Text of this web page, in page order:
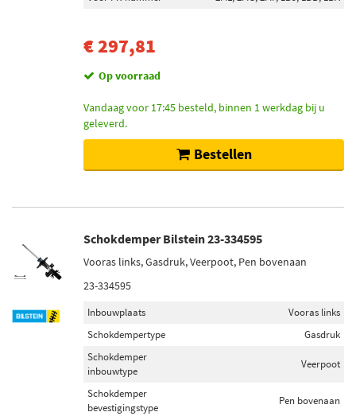
€ 297,81
Op voorraad
Vandaag voor 17:45 besteld, binnen 1 werkdag bij u
geleverd.
Bestellen
Schokdemper Bilstein 23-334595
Vooras links, Gasdruk, Veerpoot, Pen bovenaan
23-334595
Inbouwplaats
Vooras links
Schokdempertype
Gasdruk
Schokdemper
inbouwtype
Veerpoot
Schokdemper
bevestigingstype
Pen bovenaan